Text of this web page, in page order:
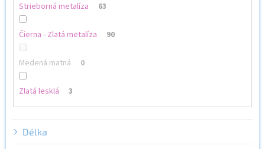
Strieborná metalíza 63
Čierna - Zlatá metalíza 90
Medená matná 0
Zlatá lesklá 3
Délka